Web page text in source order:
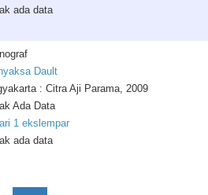
ada data
Dault
: Citra Aji Parama, 2009
Ada Data
1 ekslempar
ada data